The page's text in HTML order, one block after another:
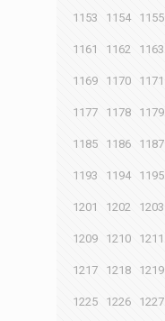
1153 1154 1155
1161 1162 1163
1169 1170 1171
1177 1178 1179
1185 1186 1187
1193 1194 1195
1201 1202 1203
1209 1210 1211
1217 1218 1219
1225 1226 1227